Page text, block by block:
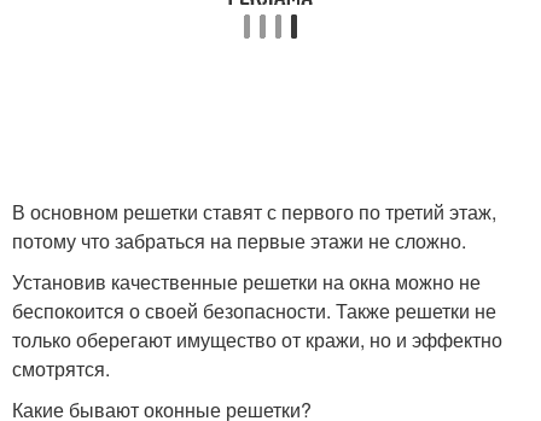
В основном решетки ставят с первого по третий этаж,
потому что забраться на первые этажи не сложно.
Установив качественные решетки на окна можно не
беспокоится о своей безопасности. Также решетки не
только оберегают имущество от кражи, но и эффектно
смотрятся.
Какие бывают оконные решетки?